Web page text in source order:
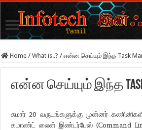
Home / What is..? / என்ன செய்யும் இந்த Task
என்ன செய்யும் இந்த Task
சுமார் 20 வருடங்களுக்கு முன்னர்
கமாண்ட் லைன் இண்டர்பேஸ் (Command